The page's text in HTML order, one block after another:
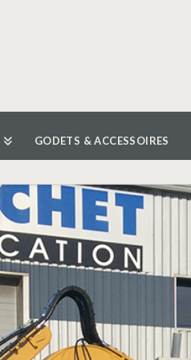
GODETS & ACCESSOIRES